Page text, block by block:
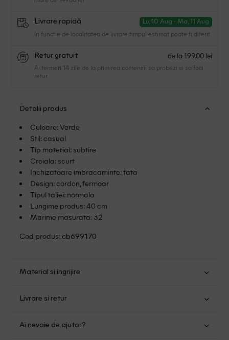
Livrare rapidă Lu, 10 Aug - Ma, 11 Aug
In functie de localitatea de livrare timpul estimat poate fi diferit.
Retur gratuit de la 199.00 lei
Ai termen 14 zile de la primirea comenzii sa probezi si sa faci
retur.
Detalii produs
Culoare: Verde
Stil: casual
Tip material: subtire
Croiala: scurt
Inchizatoare imbracaminte: fata
Design: cordon, fermoar
Tipul taliei: normala
Lungime produs: 40 cm
Marime masurata: 32
Cod produs: cb699170
Material si ingrijire
Nu folositi inalbitor
Uscare normala, prin centrifugare
Livrare si retur
mare de 149.00 lei.
Ai nevoie de ajutor?